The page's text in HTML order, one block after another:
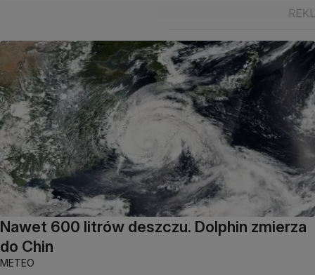
Nawet 600 litrów deszczu. Dolphin zmierza
do Chin
METEO